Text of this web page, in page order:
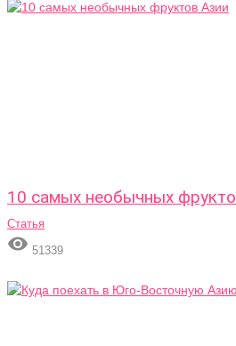
10 самых необычных
Статья
 51339